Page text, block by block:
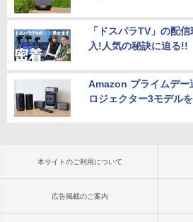
「ドスパラTV」の配
入!人気の秘訣に迫る!!
Amazon プライムデ
ロジェクター3モデル
本サイトのご利用について
広告掲載のご案内